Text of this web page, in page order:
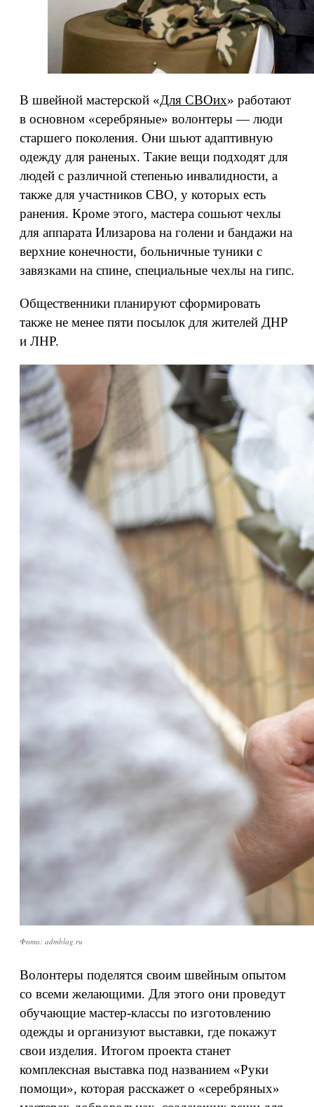
В швейной мастерской «Для СВОих» работают
в основном «серебряные» волонтеры — люди
старшего поколения. Они шьют адаптивную
одежду для раненых. Такие вещи подходят для
людей с различной степенью инвалидности, а
также для участников СВО, у которых есть
ранения. Кроме этого, мастера сошьют чехлы
для аппарата Илизарова на голени и бандажи на
верхние конечности, больничные туники с
завязками на спине, специальные чехлы на гипс.
Общественники планируют сформировать
также не менее пяти посылок для жителей ДНР
и ЛНР.
Фото: admblag.ru
Волонтеры поделятся своим швейным опытом
со всеми желающими. Для этого они проведут
обучающие мастер-классы по изготовлению
одежды и организуют выставки, где покажут
свои изделия. Итогом проекта станет
комплексная выставка под названием «Руки
помощи», которая расскажет о «серебряных»